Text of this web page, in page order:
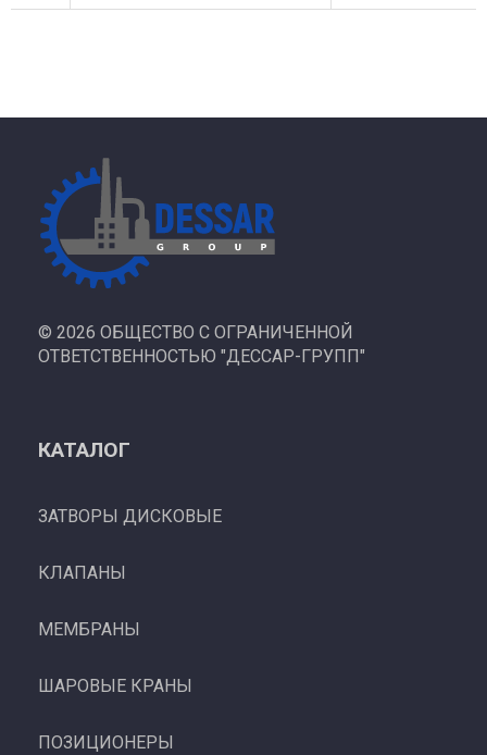
движения вращения в ...
© 2026 ОБЩЕСТВО С ОГРАНИЧЕННОЙ
ОТВЕТСТВЕННОСТЬЮ "ДЕССАР-ГРУПП"
КАТАЛОГ
ЗАТВОРЫ ДИСКОВЫЕ
КЛАПАНЫ
МЕМБРАНЫ
ШАРОВЫЕ КРАНЫ
ПОЗИЦИОНЕРЫ